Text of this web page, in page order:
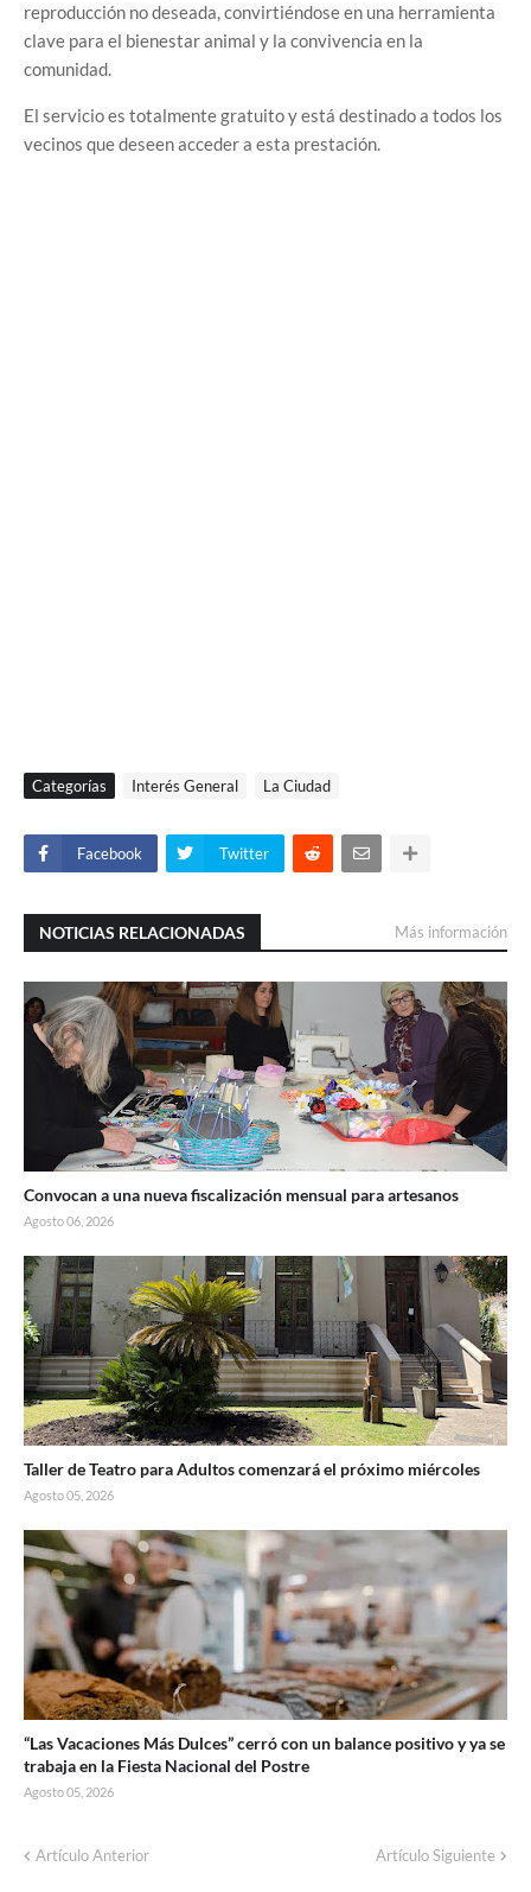
reproducción no deseada, convirtiéndose en una herramienta
clave para el bienestar animal y la convivencia en la
comunidad.
El servicio es totalmente gratuito y está destinado a todos los
vecinos que deseen acceder a esta prestación.
Categorías Interés General La Ciudad
Facebook Twitter
NOTICIAS RELACIONADAS Más información
Convocan a una nueva fiscalización mensual para artesanos
Agosto 06, 2026
Taller de Teatro para Adultos comenzará el próximo miércoles
Agosto 05, 2026
“Las Vacaciones Más Dulces” cerró con un balance positivo y ya se
trabaja en la Fiesta Nacional del Postre
Agosto 05, 2026
Artículo Anterior Artículo Siguiente